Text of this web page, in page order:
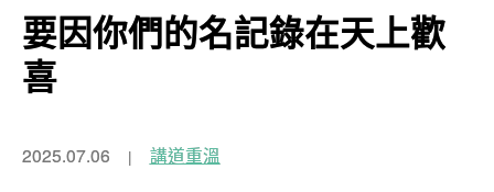
要因你們的名記錄在天上歡
喜
2025.07.06 講道重溫